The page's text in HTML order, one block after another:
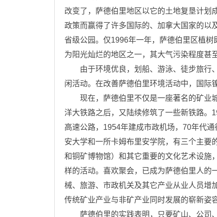
改变了，萨德伯里地区以它的土地复垦计划
政策而赢得了许多国际的、加拿大国家的以
省级公园。仅1996年一年，萨德伯里区植
为阳光灿烂的地区之一，其大气污染程度甚
由于环境优良，划船、游泳、徒步旅行
闲活动。在改善萨德伯里环境活动中，国际
现在，萨德伯里不仅是一座著名的矿业
洋大铁路之后，又陆续修筑了一些新铁路。
高速公路，1954年建成市政机场，70年代
安大学和一所卡姆布里安学院，有三个主要
和铜矿博物馆）和其它重要的文化艺术设施
样的活动。喜欢聚会，已成为萨德伯里人的
械、旅游、市政机关及其它产业从业人员增
传统矿业产业与非矿产业同时发展的崭新姿
萨德伯里的实践表明，只要矿山、公司